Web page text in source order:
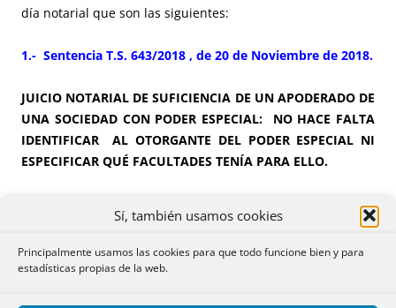
Sí, también usamos cookies
Principalmente usamos las cookies para que todo funcione bien y para
estadísticas propias de la web.
día notarial que son las siguientes:
1.- Sentencia T.S. 643/2018 , de 20 de Noviembre de 2018.
JUICIO NOTARIAL DE SUFICIENCIA DE UN APODERADO DE
UNA SOCIEDAD CON PODER ESPECIAL: NO HACE FALTA
IDENTIFICAR AL OTORGANTE DEL PODER ESPECIAL NI
ESPECIFICAR QUÉ FACULTADES TENÍA PARA ELLO.
Se otorga una escritura de hipoteca por un
apoderado de una sociedad con poder especial para dicho
acto, que al ser especial para un acto concreto no está
inscrito en el Registro Mercantil. El notario identifica la